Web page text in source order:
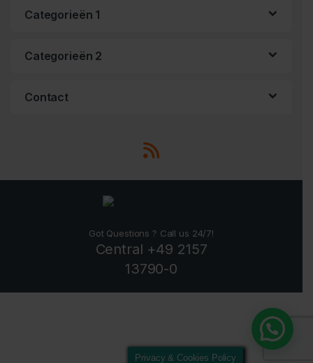
Categorieën 1
Categorieën 2
Contact
Got Questions ? Call us 24/7!
Central +49 2157
13790-0
Privacy & Cookies Policy